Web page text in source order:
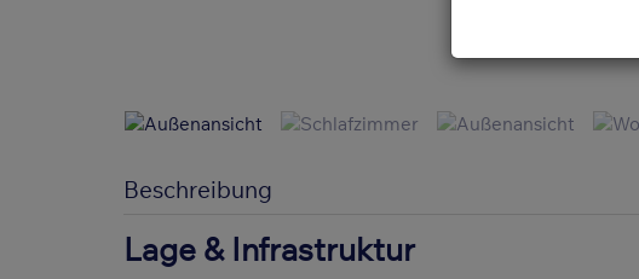
Beschreibung
Lage & Infrastruktur